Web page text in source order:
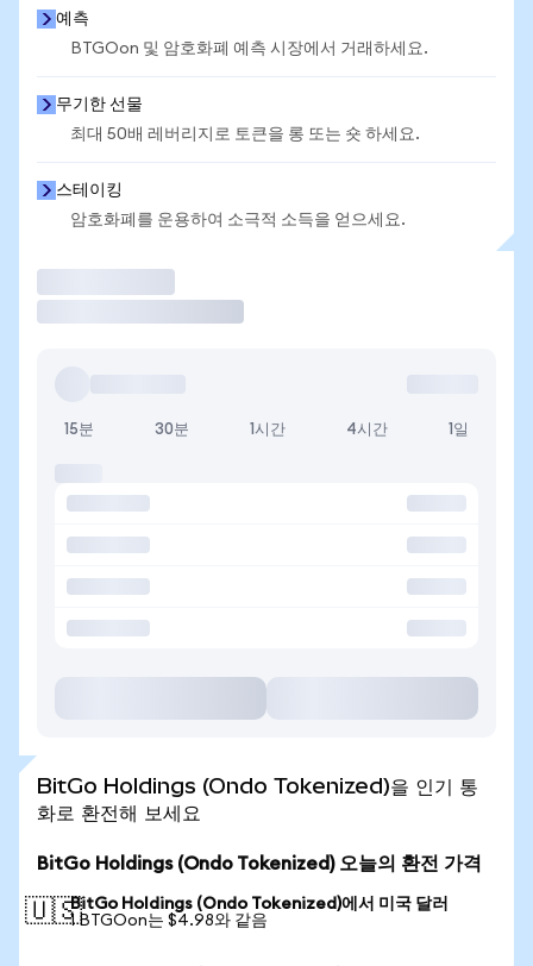
예측
BTGOon 및 암호화폐 예측 시장에서 거래하세요.
무기한 선물
최대 50배 레버리지로 토큰을 롱 또는 숏 하세요.
스테이킹
암호화폐를 운용하여 소극적 소득을 얻으세요.
15분 30분 1시간 4시간 1일
BitGo Holdings (Ondo Tokenized)을 인기 통
화로 환전해 보세요
BitGo Holdings (Ondo Tokenized) 오늘의 환전 가격
🇺🇸BitGo Holdings (Ondo Tokenized)에서 미국 달러
1 BTGOon는 $4.98와 같음